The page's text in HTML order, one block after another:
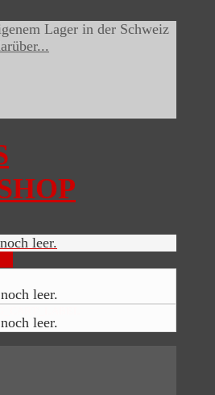
Lager in der Schweiz
leer.
leer.
leer.